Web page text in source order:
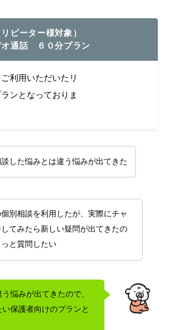
リピーター様対象）
オ通話 ６０分プラン
利用いただいたリ
ンとなっておりま
した悩みとは違う悩みが出てきた
別相談を利用したが、実際にチャ
してみたら新しい疑問が出てきたの
と質問したい
悩みが出てきたので、
保護者向けのプランと